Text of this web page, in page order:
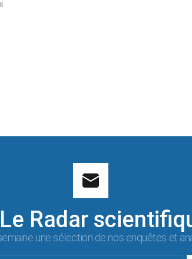
Radar
une sélection de nos enquêtes et